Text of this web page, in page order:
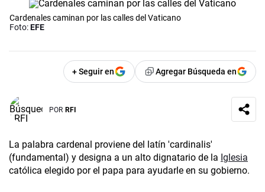
Cardenales caminan por las calles del Vaticano
Foto:EFE
+ Seguir en Agregar Búsqueda en
POR RFI
La palabra cardenal proviene del latín 'cardinalis'
(fundamental) y designa a un alto dignatario de la Iglesia
católica elegido por el papa para ayudarle en su gobierno.